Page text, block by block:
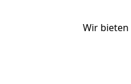
Wir bieten